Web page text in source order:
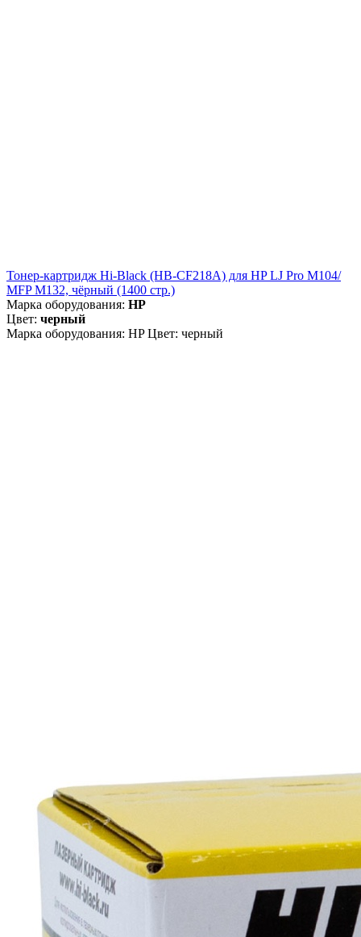
Тонер-картридж Hi-Black (HB-CF218A) для HP LJ Pro M104/
MFP M132, чёрный (1400 стр.)
Марка оборудования: HP
Цвет: черный
Марка оборудования: HP Цвет: черный